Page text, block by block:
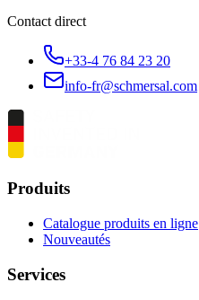
Contact direct
+33-4 76 84 23 20
info-fr@schmersal.com
Produits
Catalogue produits en ligne
Nouveautés
Services